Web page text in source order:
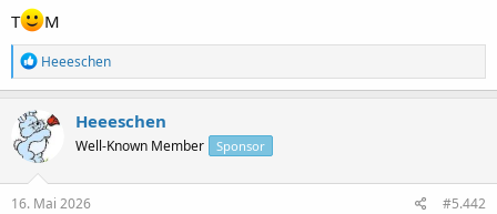
T M
R
e
a
t
i
o
n
e
Heeeschen
Heeeschen
Well-Known Member Sponsor
16. Mai 2026 #5.442